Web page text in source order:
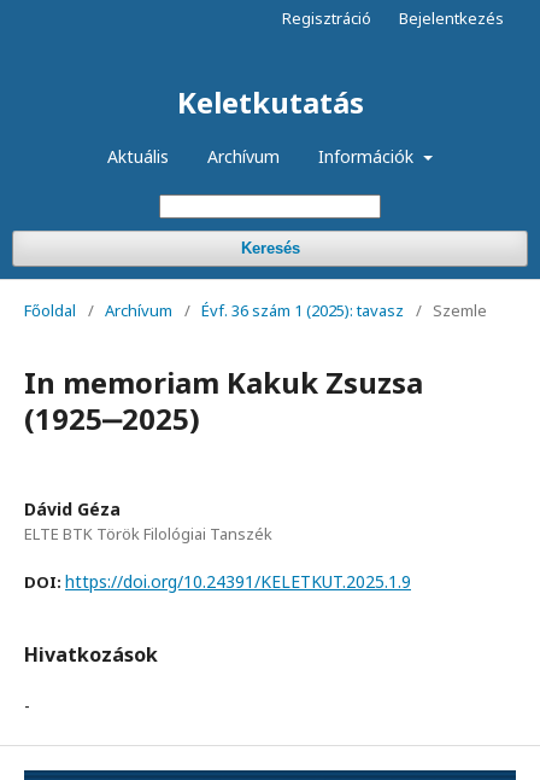
Keletkutatás
Aktuális Archívum Információk
Keresés
Regisztráció Bejelentkezés
Főoldal / Archívum / Évf. 36 szám 1 (2025): tavasz / Szemle
In memoriam Kakuk Zsuzsa
(1925‒2025)
Dávid Géza
ELTE BTK Török Filológiai Tanszék
DOI: https://doi.org/10.24391/KELETKUT.2025.1.9
Hivatkozások
-